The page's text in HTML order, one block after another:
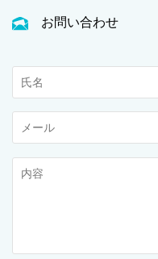
お問い合わせ